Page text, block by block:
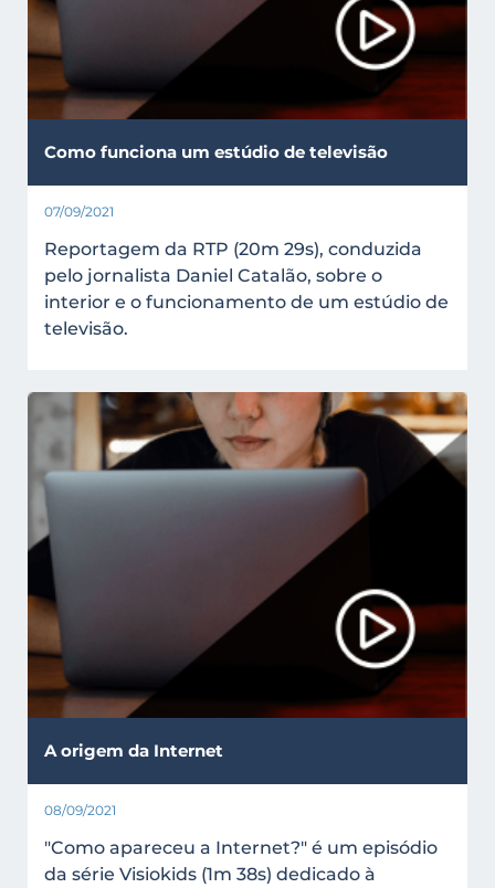
Como funciona um estúdio de televisão
07/09/2021
Reportagem da RTP (20m 29s), conduzida
pelo jornalista Daniel Catalão, sobre o
interior e o funcionamento de um estúdio de
televisão.
A origem da Internet
08/09/2021
"Como apareceu a Internet?" é um episódio
da série Visiokids (1m 38s) dedicado à